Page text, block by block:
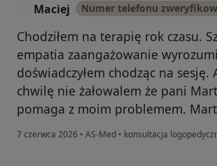
Maciej Numer telefonu
Chodziłem na terapię rok czasu.
empatia zaangażowanie
doświadczyłem chodząc na sesję.
chwilę nie żałowalem że pani
pomaga z moim problemem.
7 czerwca 2026 • AS-Med • konsultacja